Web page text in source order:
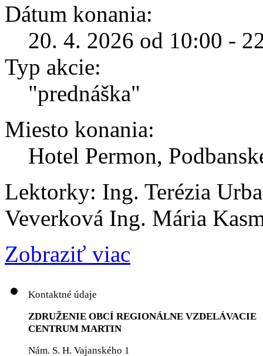
Dátum konania:
20. 4. 2026 od 10:00 -
Typ akcie:
"prednáška"
Miesto konania:
Hotel Permon,
Lektorky: Ing. Terézia
Veverková Ing. Mária
Zobraziť viac
Kontaktné údaje
ZDRUŽENIE OBCÍ REGIONÁLNE VZDELÁVACIE
CENTRUM MARTIN
Nám. S. H. Vajanského 1